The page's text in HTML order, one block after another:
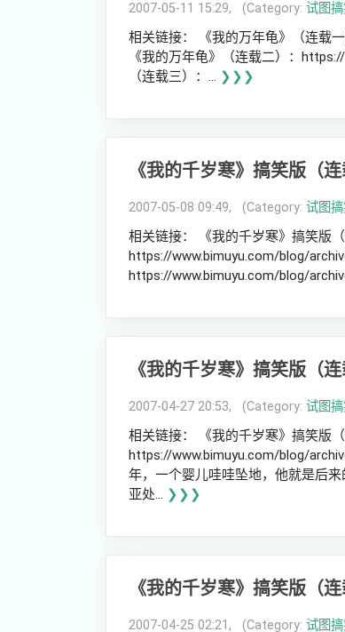
2007-05-11 15:29, (Category: 试图
相关链接： 《我的万年龟》（连载
《我的万年龟》（连载二）：
（连载三）：... ❯❯❯
《我的千岁寒》搞笑版（连
2007-05-08 09:49, (Category: 试图
相关链接： 《我的千岁寒》搞笑版（
https://www.bimuyu.com/blog/
https://www.bimuyu.com/blog/
《我的千岁寒》搞笑版（连
2007-04-27 20:53, (Category: 试图
相关链接： 《我的千岁寒》搞笑版（
https://www.bimuyu.com/blog/
年，一个婴儿哇哇坠地，他就是后
亚处... ❯❯❯
《我的千岁寒》搞笑版（连
2007-04-25 02:21, (Category: 试图